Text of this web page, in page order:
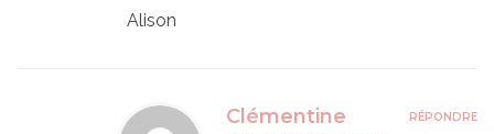
Alison
Clémentine RÉPONDRE